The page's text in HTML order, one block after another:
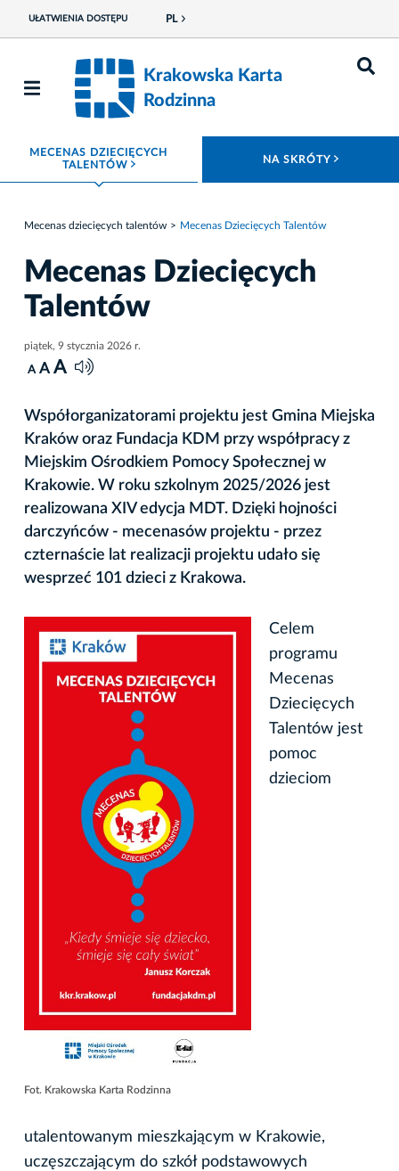
UŁATWIENIA DOSTĘPU PL
Krakowska Karta
Rodzinna
MECENAS DZIECIĘCYCH
TALENTÓW ROZWIŃ MENU NA SKRÓTY
Mecenas dziecięcych talentów Mecenas Dziecięcych Talentów
Mecenas Dziecięcych
Talentów
piątek, 9 stycznia 2026 r.
A A A
Współorganizatorami projektu jest Gmina Miejska
Kraków oraz Fundacja KDM przy współpracy z
Miejskim Ośrodkiem Pomocy Społecznej w
Krakowie. W roku szkolnym 2025/2026 jest
realizowana XIV edycja MDT. Dzięki hojności
darczyńców - mecenasów projektu - przez
czternaście lat realizacji projektu udało się
wesprzeć 101 dzieci z Krakowa.
Fot. Krakowska Karta Rodzinna
Celem
programu
Mecenas
Dziecięcych
Talentów jest
pomoc
dzieciom
utalentowanym mieszkającym w Krakowie,
uczęszczającym do szkół podstawowych